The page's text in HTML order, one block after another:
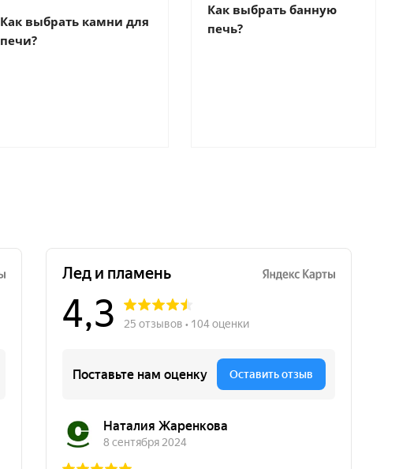
Как выбрать камни для
печи?
Как выбрать банную
печь?